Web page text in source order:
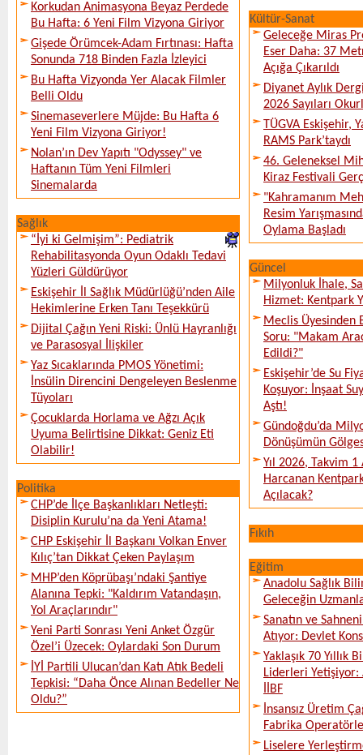
Korkudan Animasyona Beyaz Perdede
Bu Hafta: 6 Yeni Film Vizyona Giriyor
Gişede Örümcek-Adam Fırtınası: Hafta
Sonunda 718 Binden Fazla İzleyici
Bu Hafta Vizyonda Yer Alacak Filmler
Belli Oldu
Sinemaseverlere Müjde: Bu Hafta 6
Yeni Film Vizyona Giriyor!
Nolan’ın Dev Yapıtı "Odyssey" ve
Haftanın Tüm Yeni Filmleri
Sinemalarda
Sağlık
“İyi ki Gelmişim”: Pediatrik
Rehabilitasyonda Oyun Odaklı Tedavi
Yüzleri Güldürüyor
Eskişehir İl Sağlık Müdürlüğü’nden Aile
Hekimlerine Erken Tanı Teşekkürü
Dijital Çağın Yeni Riski: Ünlü Hayranlığı
ve Parasosyal İlişkiler
Yaz Sıcaklarında PMOS Yönetimi:
İnsülin Direncini Dengeleyen Beslenme
Tüyoları
Çocuklarda Horlama ve Ağzı Açık
Uyuma Belirtisine Dikkat: Geniz Eti
Olabilir!
Politika
CHP’de İlçe Başkanlıkları Netleşti:
Disiplin Kurulu’na da Yeni Atama!
CHP Eskişehir İl Başkanı Volkan Enver
Kılıç’tan Dikkat Çeken Paylaşım
MHP’den Köprübaşı’ndaki Şantiye
Alanına Tepki: "Kaldırım Vatandaşın,
Yol Araçlarındır"
Yeni Parti Sonrası Yeni Anket Özgür
Özel’i Üzecek: Oylardaki Son Durum
İYİ Partili Ulucan’dan Katı Atık Bedeli
Tepkisi: “Daha Önce Alınan Bedeller Ne
Oldu?”
Kültür-Sanat
Geleceğe Miras
Eser Daha: 37
Açığa Çıkarıldı
Diyanet Aylık
2026 Sayıları
TÜGVA Eskişehir,
RAMS Park’taydı
46. Geleneksel
Kiraz Festivali
"Kahramanım
Resim
Oylama Başladı
Güncel
Milyonluk İhale,
Hizmet: Kentpark
Meclis Üyesinden
Soru: "Makam
Edildi?"
Eskişehir’de Su
Koşuyor: İnşaat
Aştı!
Gündoğdu’da
Dönüşümün
Yıl 2026, Takvim
Harcanan
Açılacak?
Fıkıh
Eğitim
Anadolu Sağlık
Geleceğin
Sanatın ve
Atıyor: Devlet
Yaklaşık 70 Yıllık
Liderleri
İİBF
İnsansız Üretim
Fabrika
Liselere